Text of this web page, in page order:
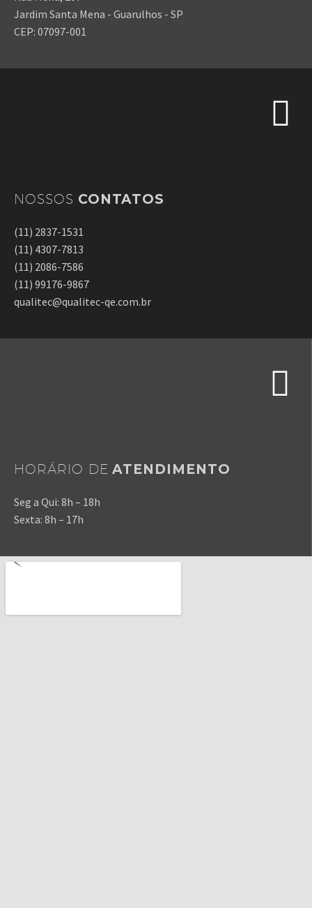
Jardim Santa Mena - Guarulhos - SP
CEP: 07097-001
NOSSOS CONTATOS
(11) 2837-1531
(11) 4307-7813
(11) 2086-7586
(11) 99176-9867
qualitec@qualitec-qe.com.br
HORÁRIO DE ATENDIMENTO
Seg a Qui: 8h – 18h
Sexta: 8h – 17h